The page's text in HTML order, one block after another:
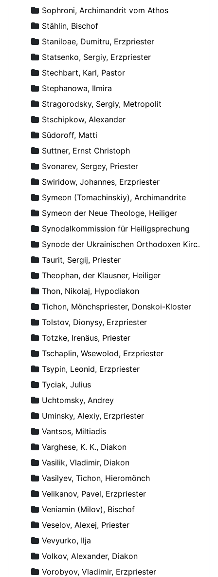
Sophroni, Archimandrit vom Athos
Stählin, Bischof
Staniloae, Dumitru, Erzpriester
Statsenko, Sergiy, Erzpriester
Stechbart, Karl, Pastor
Stephanowa, Ilmira
Stragorodsky, Sergiy, Metropolit
Stschipkow, Alexander
Südoroff, Matti
Suttner, Ernst Christoph
Svonarev, Sergey, Priester
Swiridow, Johannes, Erzpriester
Symeon (Tomachinskiy), Archimandrite
Symeon der Neue Theologe, Heiliger
Synodalkommission für Heiligsprechung
Synode der Ukrainischen Orthodoxen Kirche
Taurit, Sergij, Priester
Theophan, der Klausner, Heiliger
Thon, Nikolaj, Hypodiakon
Tichon, Mönchspriester, Donskoi-Kloster
Tolstov, Dionysy, Erzpriester
Totzke, Irenäus, Priester
Tschaplin, Wsewolod, Erzpriester
Tsypin, Leonid, Erzpriester
Tyciak, Julius
Uchtomsky, Andrey
Uminsky, Alexiy, Erzpriester
Vantsos, Miltiadis
Varghese, K. K., Diakon
Vasilik, Vladimir, Diakon
Vasilyev, Tichon, Hieromönch
Velikanov, Pavel, Erzpriester
Veniamin (Milov), Bischof
Veselov, Alexej, Priester
Vevyurko, Ilja
Volkov, Alexander, Diakon
Vorobyov, Vladimir, Erzpriester